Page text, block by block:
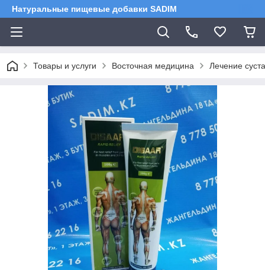
Натуральные пищевые добавки SADIM
Товары и услуги Восточная медицина Лечение